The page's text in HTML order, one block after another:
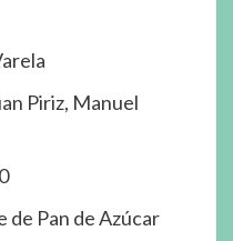
Piriz, Manuel
de Pan de Azúcar